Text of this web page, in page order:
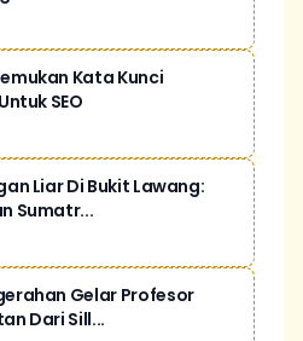
Kata Kunci
SEO
Liar Di Bukit Lawang:
Sumatr...
Gelar Profesor
Dari Sill...